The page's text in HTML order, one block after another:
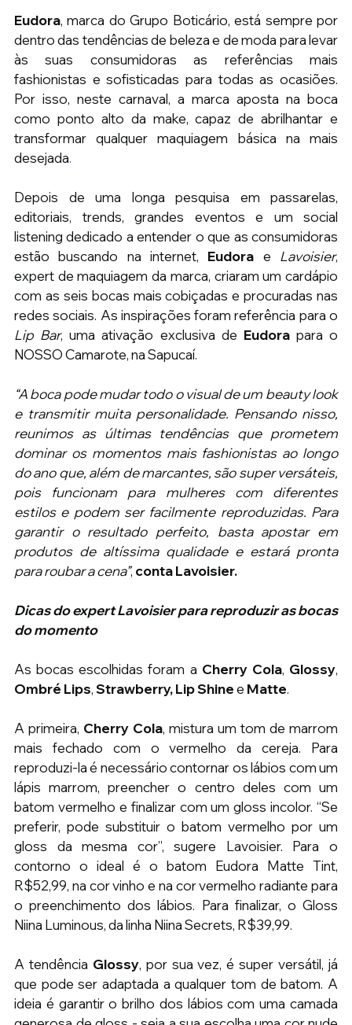
Eudora, marca do Grupo Boticário, está sempre por
dentro das tendências de beleza e de moda para levar
às suas consumidoras as referências mais
fashionistas e sofisticadas para todas as ocasiões.
Por isso, neste carnaval, a marca aposta na boca
como ponto alto da make, capaz de abrilhantar e
transformar qualquer maquiagem básica na mais
desejada.
Depois de uma longa pesquisa em passarelas,
editoriais, trends, grandes eventos e um social
listening dedicado a entender o que as consumidoras
estão buscando na internet, Eudora e Lavoisier,
expert de maquiagem da marca, criaram um cardápio
com as seis bocas mais cobiçadas e procuradas nas
Lip Bar, uma ativação exclusiva de Eudora para o
NOSSO Camarote, na Sapucaí.
“A boca pode mudar todo o visual de um beauty look
e transmitir muita personalidade. Pensando nisso,
reunimos as últimas tendências que prometem
dominar os momentos mais fashionistas ao longo
do ano que, além de marcantes, são super versáteis,
pois funcionam para mulheres com diferentes
estilos e podem ser facilmente reproduzidas. Para
garantir o resultado perfeito, basta apostar em
produtos de altíssima qualidade e estará pronta
para roubar a cena”, conta Lavoisier.
Dicas do expert Lavoisier para reproduzir as bocas
do momento
As bocas escolhidas foram a Cherry Cola, Glossy
Ombré Lips, Strawberry, Lip Shine e Matte.
A primeira, Cherry Cola, mistura um tom de marrom
mais fechado com o vermelho da cereja. Para
reproduzi-la é necessário contornar os lábios com um
lápis marrom, preencher o centro deles com um
batom vermelho e finalizar com um gloss incolor. “Se
preferir, pode substituir o batom vermelho por um
gloss da mesma cor”, sugere Lavoisier. Para o
contorno o ideal é o batom Eudora Matte Tint,
R$52,99, na cor vinho e na cor vermelho radiante para
o preenchimento dos lábios. Para finalizar, o Gloss
Niina Luminous, da linha Niina Secrets, R$39,99.
A tendência Glossy, por sua vez, é super versátil, já
que pode ser adaptada a qualquer tom de batom. A
ideia é garantir o brilho dos lábios com uma camada